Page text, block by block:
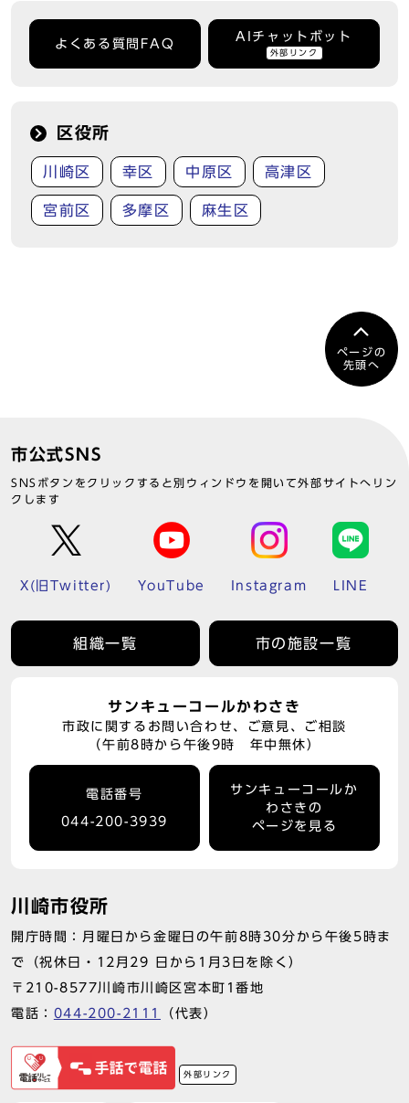
よくある質問FAQ
AIチャットボット
外部リンク
区役所
川崎区 幸区 中原区 高津区
宮前区 多摩区 麻生区
ページの
先頭へ
市公式SNS
SNSボタンをクリックすると別ウィンドウを開いて外部サイトへリン
クします
X(旧Twitter) YouTube Instagram LINE
組織一覧 市の施設一覧
サンキューコールかわさき
市政に関するお問い合わせ、ご意見、ご相談
（午前8時から午後9時 年中無休）
電話番号
044-200-3939
サンキューコールか
わさきの
ページを見る
川崎市役所
開庁時間：月曜日から金曜日の午前8時30分から午後5時ま
で（祝休日・12月29 日から1月3日を除く）
〒210-8577川崎市川崎区宮本町1番地
電話： 044-200-2111 （代表）
外部リンク